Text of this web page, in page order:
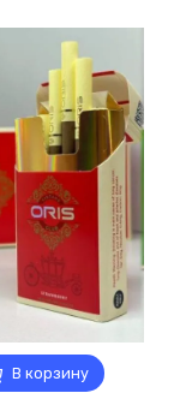
В корзину